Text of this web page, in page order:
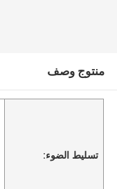
منتوج وصف
تسليط الضوء: